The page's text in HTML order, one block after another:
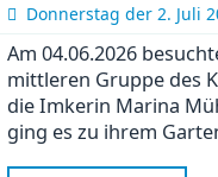
Donnerstag der 2. Juli
Am 04.06.2026
mittleren Gruppe des
die Imkerin Marina
ging es zu ihrem